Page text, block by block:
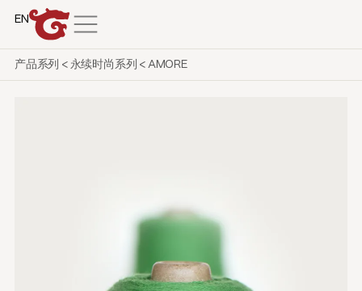
EN
产品系列 < 永续时尚系列 < AMORE